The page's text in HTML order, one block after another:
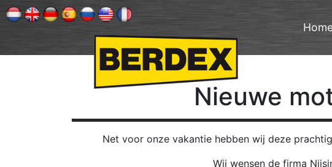
Nieuwe
Net voor onze vakantie hebben wij deze
Wij wensen de firma